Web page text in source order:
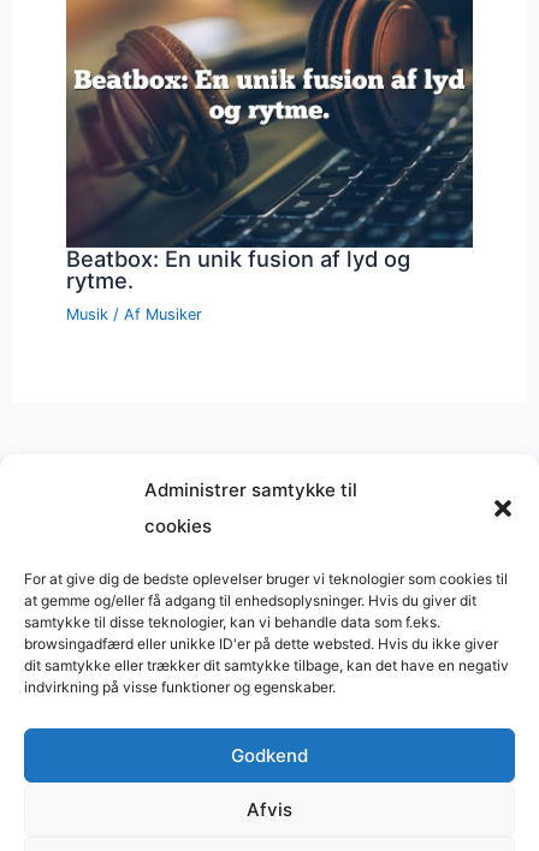
Administrer samtykke til
cookies
For at give dig de bedste oplevelser bruger vi teknologier som cookies til
at gemme og/eller få adgang til enhedsoplysninger. Hvis du giver dit
samtykke til disse teknologier, kan vi behandle data som f.eks.
browsingadfærd eller unikke ID'er på dette websted. Hvis du ikke giver
dit samtykke eller trækker dit samtykke tilbage, kan det have en negativ
indvirkning på visse funktioner og egenskaber.
Godkend
Afvis
Beatbox: En unik fusion af lyd og
rytme.
Musik / Af Musiker
Musik på
Copyright © 2026 BasimWorld
Udviklet afWebbureau.dk
Bygget medWordPress
Restaurant
Restauranter